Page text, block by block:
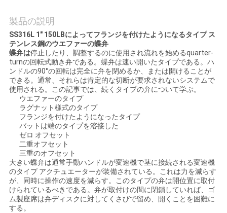
絡
し
な
さ
ュ
ー
ス
製品の説明
SS316L 1" 150LBによってフランジを付けたようになるタイプ ス
テンレス鋼のウエファーの蝶弁
蝶弁は停止したり、調整するのに使用され流れを始めるquarter-
turnの回転式動き弁である。蝶弁は速い開いたタイプである。ハ
ンドルの90°の回転は完全に弁を閉めるか、または開けることが
できる。通常、それらは肯定的な切断が要求されないシステムで
使用される。この記事では、続くタイプの弁について学ぶ。
ウエファーのタイプ
ラグナット様式のタイプ
フランジを付けたようになったタイプ
バットは端のタイプを溶接した
ゼロ オフセット
二重オフセット
三重のオフセット
大きい蝶弁は通常手動ハンドルが変速機で茎に接続される変速機
のタイプ アクチュエーターが装備されている。これは力を減らす
が、同時に操作の速度を減らす。このタイプの弁は開位置に取付
けられているべきである。弁が取付けの間に閉鎖していれば、ゴ
ム製座席は弁ディスクに対してくさびで留め、開くことを困難に
する。